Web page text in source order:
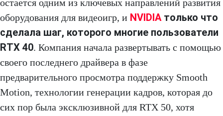
остается одним из ключевых направлений развития
оборудования для видеоигр, и NVIDIAтолько что
сделала шаг, которого многие пользователи
RTX 40. Компания начала развертывать с помощью
своего последнего драйвера в фазе
предварительного просмотра поддержку Smooth
Motion, технологии генерации кадров, которая до
сих пор была эксклюзивной для RTX 50, хотя